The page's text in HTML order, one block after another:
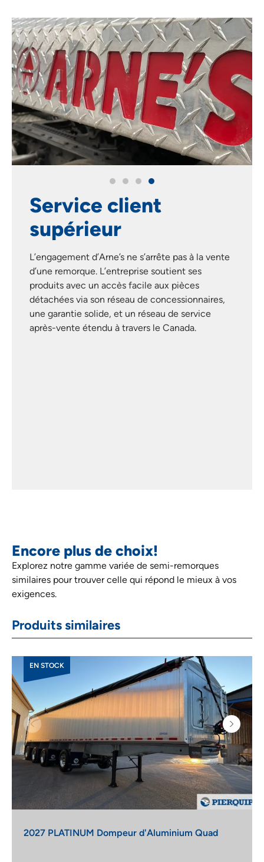
Service client
supérieur
L’engagement d’Arne’s ne s’arrête pas à la vente
d’une remorque. L’entreprise soutient ses
produits avec un accès facile aux pièces
détachées via son réseau de concessionnaires,
une garantie solide, et un réseau de service
après-vente étendu à travers le Canada.
Encore plus de choix!
Explorez notre gamme variée de semi-remorques
similaires pour trouver celle qui répond le mieux à vos
exigences.
Produits similaires
EN STOCK
2027 PLATINUM Dompeur d'Aluminium Quad